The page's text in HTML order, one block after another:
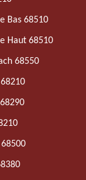
Bas 68510
Haut 68510
68550